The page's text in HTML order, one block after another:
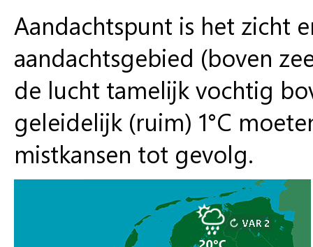
Aandachtspunt is het zicht
aandachtsgebied (boven
de lucht tamelijk vochtig
geleidelijk (ruim) 1°C
mistkansen tot gevolg.